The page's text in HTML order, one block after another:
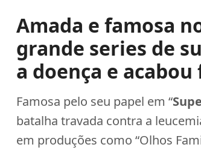
Amada e famosa
grande series de
a doença e
Famosa pelo seu papel em “
batalha travada contra a
em produções como “Olhos